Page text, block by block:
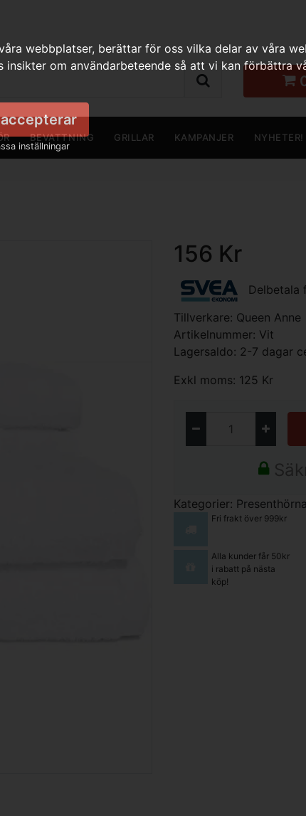
BEVATTNING GRILLAR KAMPANJER NYHETER!
156 Kr
Delbetala
Tillverkare: Queen Anne
Artikelnummer: Vit
Lagersaldo: 2-7 dagar
Exkl moms: 125 Kr
Kategorier:
Fri frakt över 999kr
Alla kunder får 50kr
i rabatt på nästa
köp!
webbplatser, berättar för oss vilka delar av våra
om användarbeteende så att vi kan förbättra
inställningar